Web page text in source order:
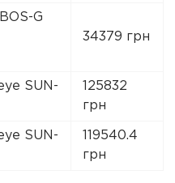
G
34379 грн
SUN-
125832
грн
SUN-
119540.4
грн